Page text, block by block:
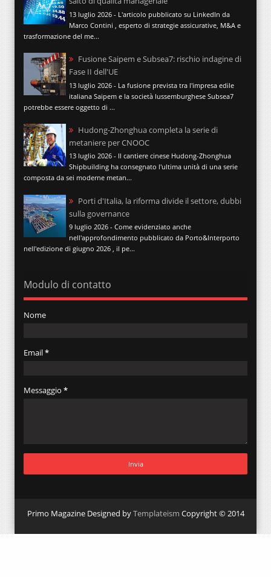
13 luglio 2026 - L'articolo pubblicato su LinkedIn da
Marco Contini , esperto di strategie assicurative, M&A e
trasformazione del me...
Fusione Saipem e Subsea7: rischio indagine di
Fase II dell'UE
13 luglio 2026 - La fusione prevista tra l'impresa edile
italiana Saipem e la società lussemburghese Subsea7
potrebbe essere oggetto di ...
Hudong-Zhonghua completa la serie di
metaniere per CNOOC
13 luglio 2026 - Il cantiere cinese Hudong-Zhonghua
Shipbuilding ha consegnato l'ultima unità di una serie
composta da sei moderne metan...
Porti d'Italia, la riforma divide il settore, dubbi
sulla governance
9 luglio 2026 - Come evidenziato anche
nell'approfondimento pubblicato da Porto&Interporto
nell'edizione di giugno 2026 , il pe...
Modulo di contatto
Nome
Email*
Messaggio *
Primo Magazine Designed byTemplateism Copyright © 2014